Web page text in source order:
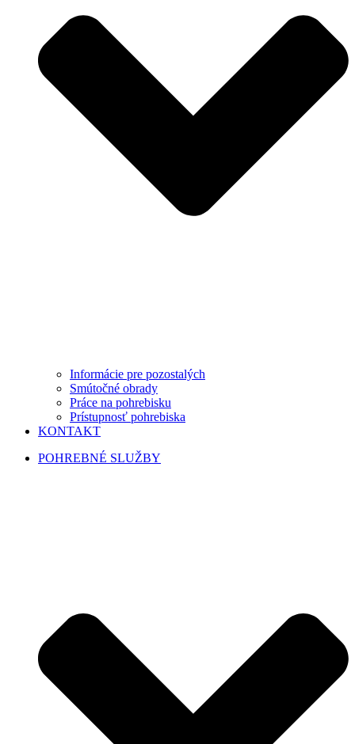
Informácie pre pozostalých
Smútočné obrady
Práce na pohrebisku
Prístupnosť pohrebiska
KONTAKT
POHREBNÉ SLUŽBY